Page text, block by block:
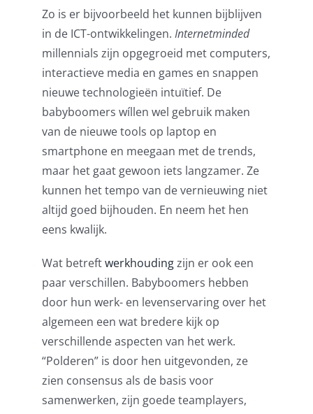
Zo is er bijvoorbeeld het kunnen bijblijven
in de ICT-ontwikkelingen. Internetminded
millennials zijn opgegroeid met computers,
interactieve media en games en snappen
nieuwe technologieën intuïtief. De
babyboomers wíllen wel gebruik maken
van de nieuwe tools op laptop en
smartphone en meegaan met de trends,
maar het gaat gewoon iets langzamer. Ze
kunnen het tempo van de vernieuwing niet
altijd goed bijhouden. En neem het hen
eens kwalijk.
Wat betreftwerkhoudingzijn er ook een
paar verschillen. Babyboomers hebben
door hun werk- en levenservaring over het
algemeen een wat bredere kijk op
verschillende aspecten van het werk.
“Polderen” is door hen uitgevonden, ze
zien consensus als de basis voor
samenwerken, zijn goede teamplayers,